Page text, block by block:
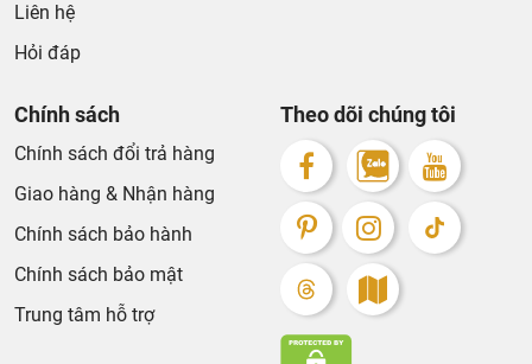
Liên hệ
Hỏi đáp
Chính sách
Chính sách đổi trả hàng
Giao hàng & Nhận hàng
Chính sách bảo hành
Chính sách bảo mật
Trung tâm hỗ trợ
Theo dõi chúng tôi